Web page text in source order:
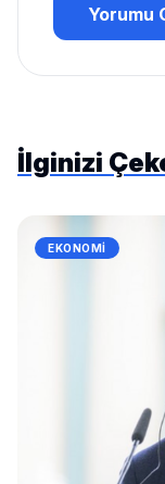
Yorumu
İlginizi
EKONOMI